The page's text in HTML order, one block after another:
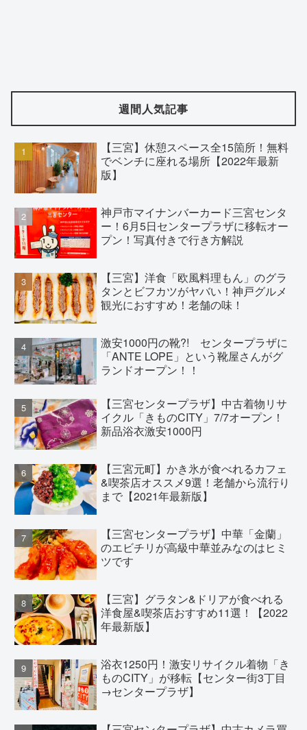
週間人気記事
【三宮】休憩スペース全15箇所！無料
でベンチに座れる場所【2022年最新
版】
神戸市マイナンバーカード三宮センタ
ー！6月5日センタープラザに移転オー
プン！写真付きで行き方解説
【三宮】洋食「欧風料理もん」のグラ
タンとビフカツがヤバい！神戸グルメ
観光におすすめ！老舗の味！
激安1000円の靴?! センタープラザに
「ANTE LOPE」という靴屋さんがグ
ランドオープン！！
【三宮センタープラザ】中古着物リサ
イクル「きものCITY」7/7オープン！
新品浴衣激安1000円
【三宮元町】かき氷が食べれるカフェ
&喫茶店オススメ9選！老舗から流行り
まで【2021年最新版】
【三宮センタープラザ】中華「金蘭」
のエビチリが高級中華並みなのはヒミ
ツです
【三宮】グラタン&ドリアが食べれる
洋食屋&喫茶店おすすめ11選！【2022
年最新版】
浴衣1250円！激安リサイクル着物「き
ものCITY」が移転【センター街3丁目
→センタープラザ】